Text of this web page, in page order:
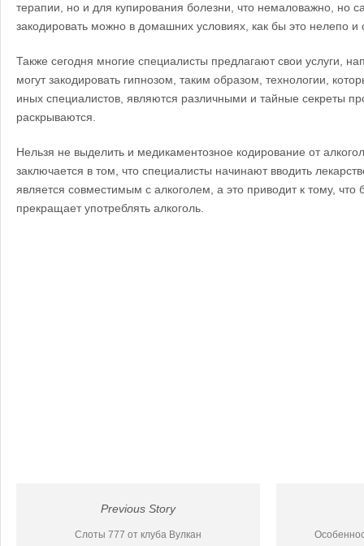
терапии, но и для купирования болезни, что немаловажно, но
закодировать можно в домашних условиях, как бы это нелепо и
Также сегодня многие специалисты предлагают свои услуги,
могут закодировать гипнозом, таким образом, технологии,
иных специалистов, являются различными и тайные секреты
раскрываются.
Нельзя не выделить и медикаментозное кодирование от
заключается в том, что специалисты начинают вводить
является совместимым с алкоголем, а это приводит к тому, что
прекращает употреблять алкоголь.
Previous Story
Слоты 777 от клуба Вулкан